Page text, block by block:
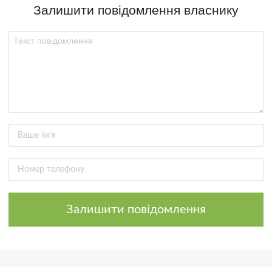
Залишити повідомлення власнику
Залишити повідомлення